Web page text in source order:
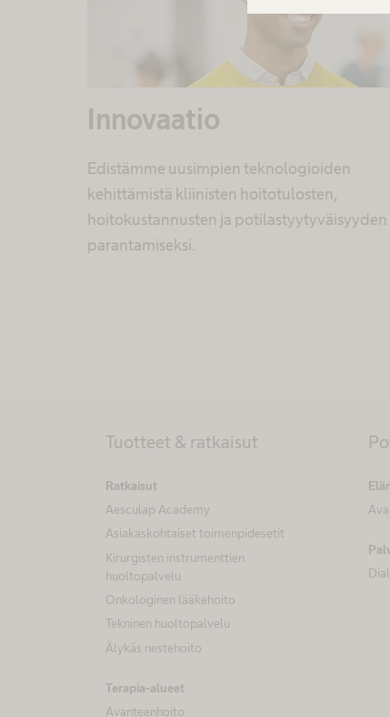
Innovaatio
Edistämme uusimpien teknologioiden
kehittämistä kliinisten hoitotulosten,
hoitokustannusten ja potilastyytyväisyyden
parantamiseksi.
Tuotteet & ratkaisut
Ratkaisut
Aesculap Academy
Asiakaskohtaiset toimenpidesetit
Kirurgisten instrumenttien
huoltopalvelu
Onkologinen lääkehoito
Tekninen huoltopalvelu
Älykäs nestehoito
Terapia-alueet
Avanteenhoito